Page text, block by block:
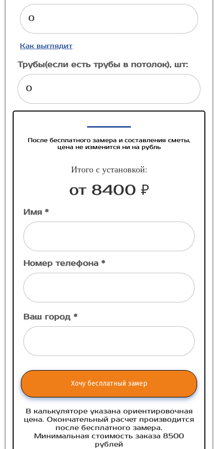
Как выглядит
Трубы(если есть трубы в потолок), шт:
После бесплатного замера и составления сметы,
цена не изменится ни на рубль
Итого с установкой:
от 8400 ₽
Имя *
Номер телефона *
Ваш город *
Хочу бесплатный замер
В калькуляторе указана ориентировочная
цена. Окончательный расчет производится
после бесплатного замера.
Минимальная стоимость заказа 8500
рублей